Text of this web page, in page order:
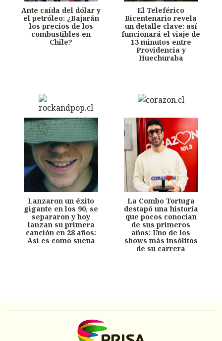
Ante caída del dólar y
el petróleo: ¿Bajarán
los precios de los
combustibles en
Chile?
El Teleférico
Bicentenario revela
un detalle clave: así
funcionará el viaje de
13 minutos entre
Providencia y
Huechuraba
Lanzaron un éxito
gigante en los 90, se
separaron y hoy
lanzan su primera
canción en 28 años:
Así es como suena
La Combo Tortuga
destapó una historia
que pocos conocían
de sus primeros
años: Uno de los
shows más insólitos
de su carrera